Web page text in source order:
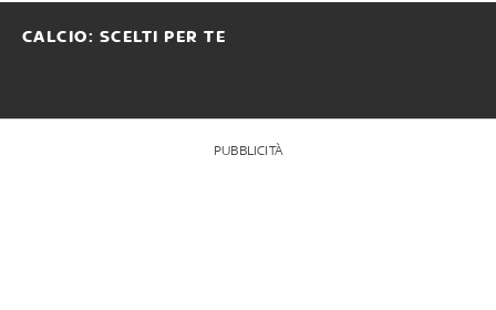
CALCIO: SCELTI PER TE
PUBBLICITÀ